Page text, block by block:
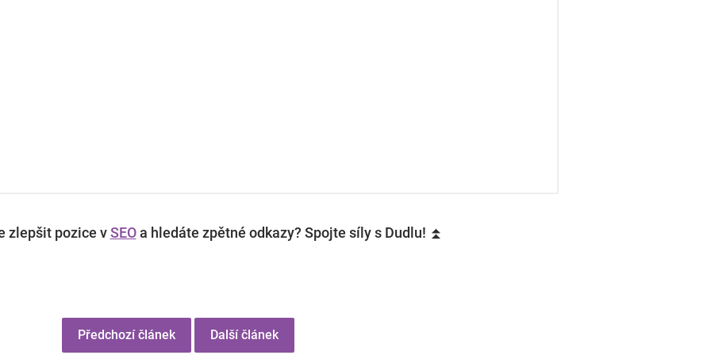
zlepšit pozice vSEOa hledáte zpětné odkazy? Spojte síly s Dudlu! ⏫
Předchozí článek Další článek